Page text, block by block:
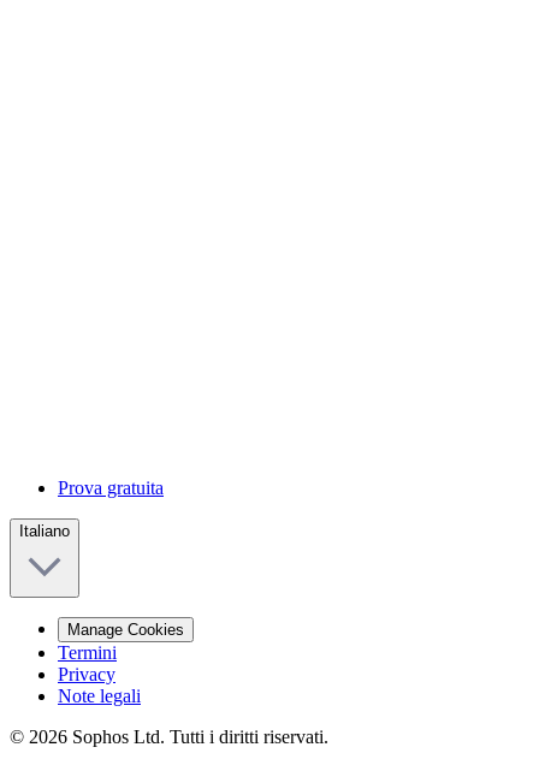
Prova gratuita
Italiano
Manage Cookies
Termini
Privacy
Note legali
© 2026 Sophos Ltd. Tutti i diritti riservati.